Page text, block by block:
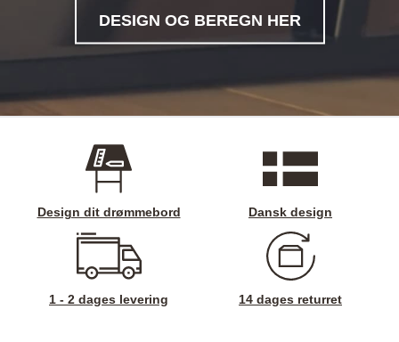
DESIGN OG BEREGN HER
Design dit drømmebord Dansk design
1 - 2 dages levering 14 dages returret